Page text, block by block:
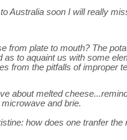
Australia soon I will really
from plate to mouth? The
as to aquaint us with some
from the pitfalls of improper
about melted
and brie.
how does one tranfer